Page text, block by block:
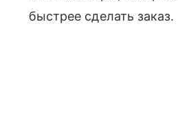
быстрее сделать заказ.